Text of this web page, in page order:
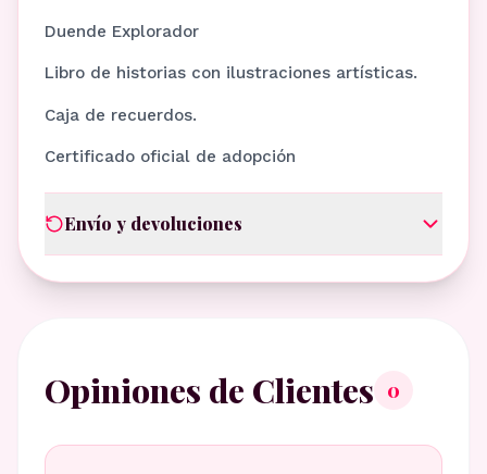
Duende Explorador
Libro de historias con ilustraciones artísticas.
Caja de recuerdos.
Certificado oficial de adopción
Envío y devoluciones
Opiniones de Clientes 0